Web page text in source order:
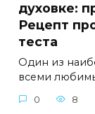
духовке:
Рецепт
теста
Один из
всеми
0 8